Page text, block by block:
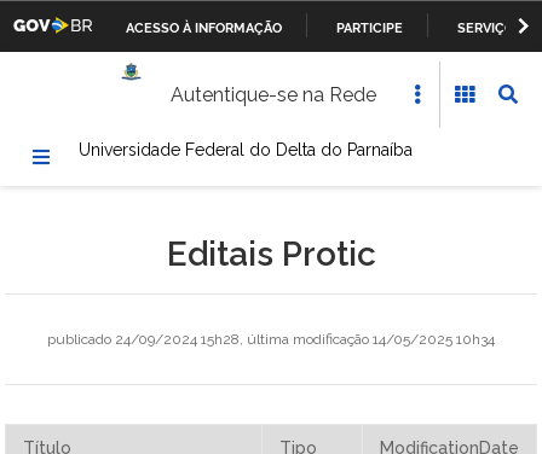
PARA
CONTEÚDO
ACESSO À INFORMAÇÃO PARTICIPE
SERVIÇOS
Ministério da Defesa
Ministério dos Transportes, Portos e Aviação Civil
Autentique-se na Rede
Universidade Federal do Delta do Parnaíba
Editais Protic
publicado 24/09/2024 15h28, última modificação 14/05/2025 10h34
Título Tipo ModificationDate